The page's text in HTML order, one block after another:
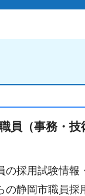
員（事務・
の採用試験情報
の静岡市職員採